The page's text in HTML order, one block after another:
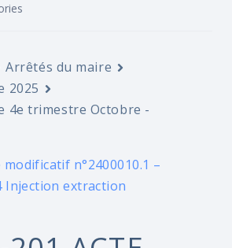
Arrêtés du maire
2025
4e trimestre Octobre -
modificatif n°2400010.1 –
Injection extraction